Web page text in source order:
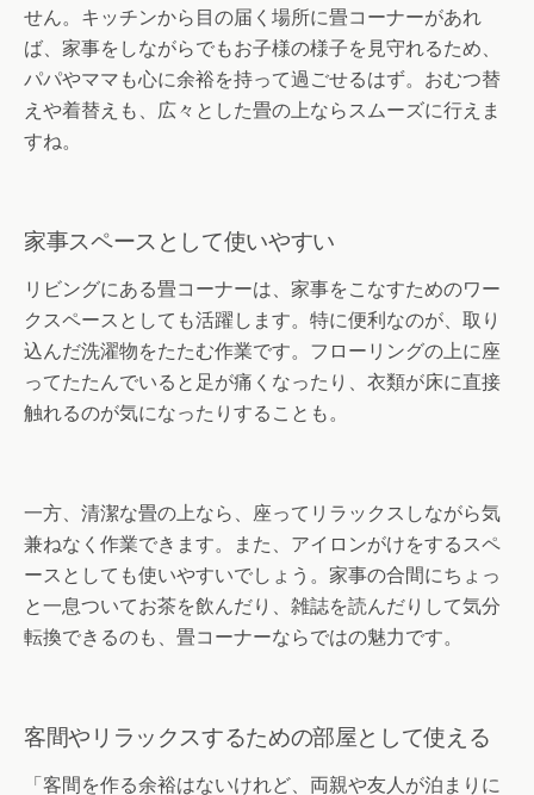
せん。キッチンから目の届く場所に畳コーナーがあれ
ば、家事をしながらでもお子様の様子を見守れるため、
パパやママも心に余裕を持って過ごせるはず。おむつ替
えや着替えも、広々とした畳の上ならスムーズに行えま
すね。
家事スペースとして使いやすい
リビングにある畳コーナーは、家事をこなすためのワー
クスペースとしても活躍します。特に便利なのが、取り
込んだ洗濯物をたたむ作業です。フローリングの上に座
ってたたんでいると足が痛くなったり、衣類が床に直接
触れるのが気になったりすることも。
一方、清潔な畳の上なら、座ってリラックスしながら気
兼ねなく作業できます。また、アイロンがけをするスペ
ースとしても使いやすいでしょう。家事の合間にちょっ
と一息ついてお茶を飲んだり、雑誌を読んだりして気分
転換できるのも、畳コーナーならではの魅力です。
客間やリラックスするための部屋として使える
「客間を作る余裕はないけれど、両親や友人が泊まりに